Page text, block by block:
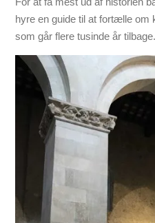
hyre en guide til at fortælle
som går flere tusinde år tilbage.